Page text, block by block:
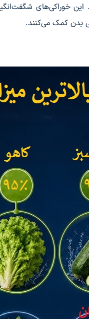
خوراکی‌های شگفت‌انگیز
بدن کمک می‌کنند.